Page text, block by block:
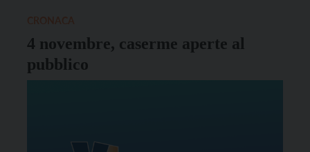
4 novembre, caserme aperte al
pubblico